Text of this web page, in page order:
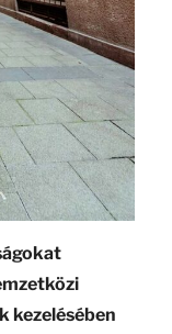
kezelésében